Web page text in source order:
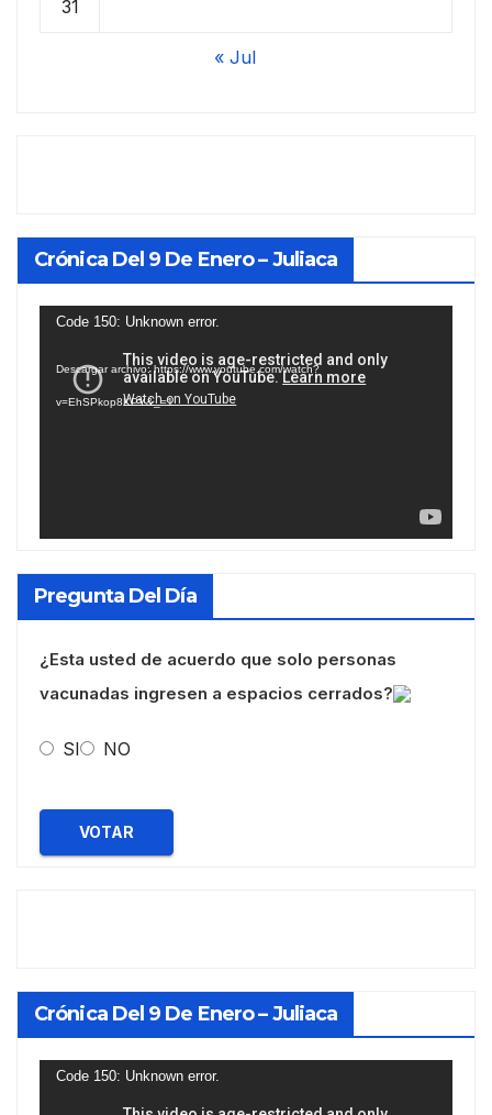
31
« Jul
Crónica Del 9 De Enero – Juliaca
Reproductor
vídeo
Code 150: Unknown error.
Descargar archivo: https://www.youtube.com/watch?
v=EhSPkop8KPY&_=1
Pregunta Del Día
¿Esta usted de acuerdo que solo personas
vacunadas ingresen a espacios cerrados?
SI NO
VOTAR
Crónica Del 9 De Enero – Juliaca
Reproductor
Code 150: Unknown error.